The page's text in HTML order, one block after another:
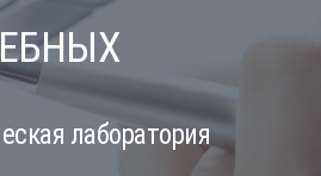
лаборатория